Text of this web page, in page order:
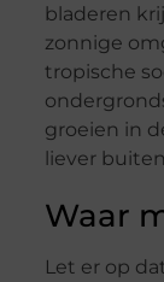
bladeren
zonnige
tropische
groeien in
liever
Waar
Let er op